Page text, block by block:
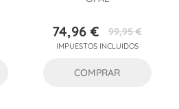
Precio
74,96 €Precio
base
99,95 €
IMPUESTOS INCLUIDOS
COMPRAR